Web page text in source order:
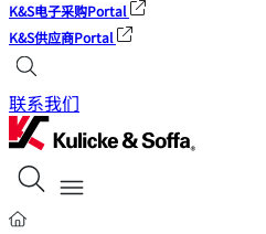
K&S电子采购Portal
K&S供应商Portal
联系我们